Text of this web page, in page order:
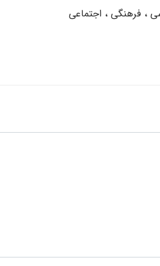
، فرهنگی ، اجتماعی